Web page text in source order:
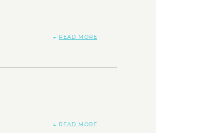
READ MORE
READ MORE